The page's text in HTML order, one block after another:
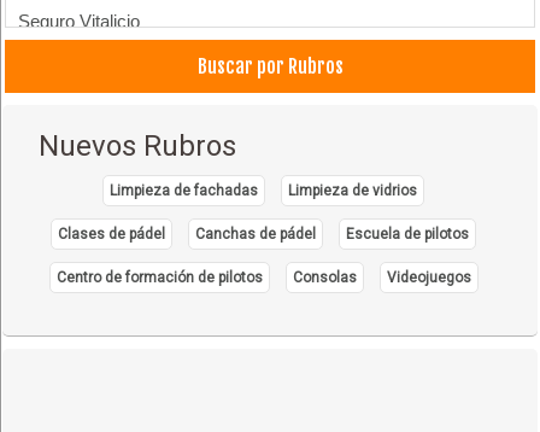
Seguro Vitalicio
Seguro contra Accidentes
Seguros Personales
Seguro Hipotecario
Seguro de Vida con Ahorro
Compañia de Seguros y Reaseguros
Seguro Automotor
Buscar por Rubros
Nuevos Rubros
Limpieza de fachadas Limpieza de vidrios
Clases de pádel Canchas de pádel Escuela de pilotos
Centro de formación de pilotos Consolas Videojuegos